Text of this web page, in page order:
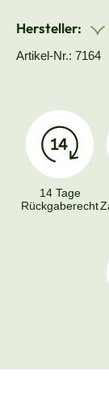
Hersteller:
Artikel-Nr.: 7164
14 Tage
Rückgaberecht